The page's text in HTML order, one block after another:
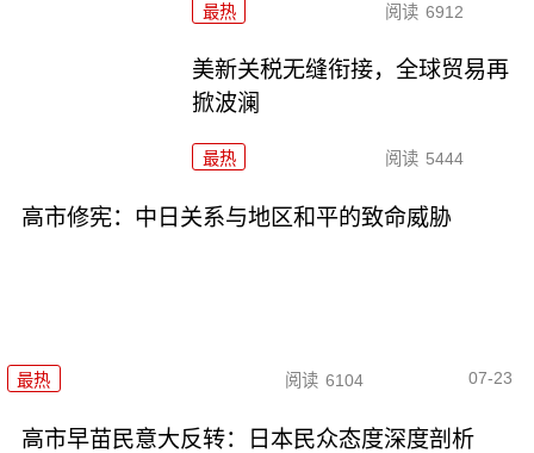
最热 阅读 6912
美新关税无缝衔接，全球贸易再
掀波澜
最热 阅读 5444
高市修宪：中日关系与地区和平的致命威胁
最热 阅读 6104 07-23
高市早苗民意大反转：日本民众态度深度剖析